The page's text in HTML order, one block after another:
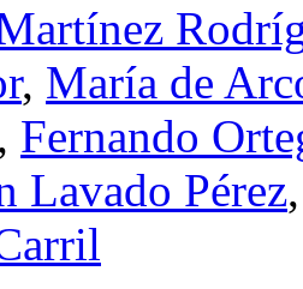
, María de
Fernando
Lavado Pérez